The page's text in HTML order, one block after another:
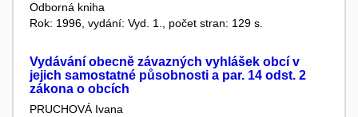
Odborná kniha
Rok: 1996, vydání: Vyd. 1., počet stran: 129 s.
Vydávání obecně závazných vyhlášek obcí v
jejich samostatné působnosti a par. 14 odst. 2
zákona o obcích
PRUCHOVÁ Ivana